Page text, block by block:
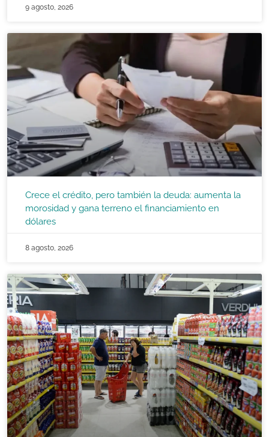
9 agosto, 2026
Crece el crédito, pero también la deuda: aumenta la
morosidad y gana terreno el financiamiento en
dólares
8 agosto, 2026